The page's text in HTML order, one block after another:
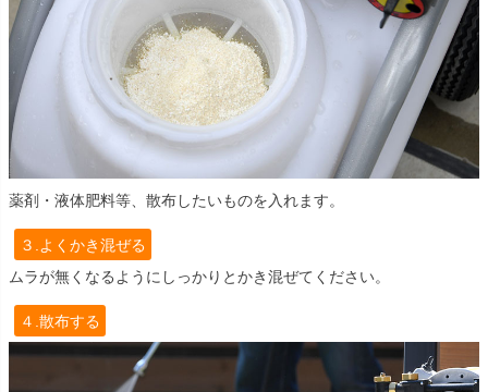
薬剤・液体肥料等、散布したいものを入れます。
３.よくかき混ぜる
ムラが無くなるようにしっかりとかき混ぜてください。
４.散布する